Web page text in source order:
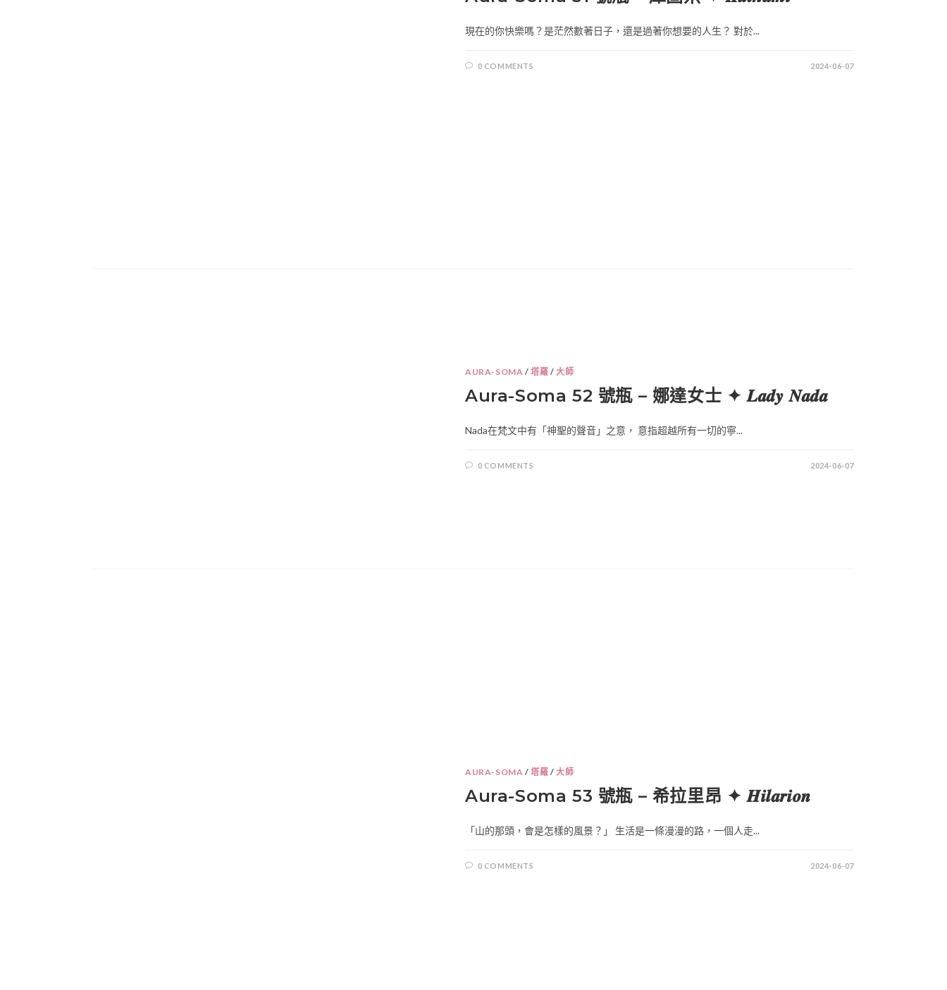
現在的你快樂嗎？是茫然數著日子，還是過著你想要的人生？ 對於...
0 COMMENTS 2024-06-07
AURA-SOMA /塔羅 /大師
Aura-Soma 52 號瓶 – 娜達女士 ✦ 𝑳𝒂𝒅𝒚 𝑵𝒂𝒅𝒂
Nada在梵文中有「神聖的聲音」之意， 意指超越所有一切的寧...
0 COMMENTS 2024-06-07
AURA-SOMA /塔羅 /大師
Aura-Soma 53 號瓶 – 希拉里昂 ✦ 𝑯𝒊𝒍𝒂𝒓𝒊𝒐𝒏
「山的那頭，會是怎樣的風景？」 生活是一條漫漫的路，一個人走...
0 COMMENTS 2024-06-07